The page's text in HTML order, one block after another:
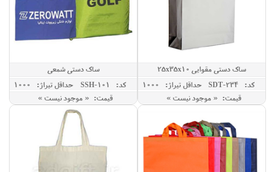
ساک دستی مقوایی 25x35x10
کد: SDT-234
حداقل تيراژ: 1000
قیمت: « موجود نیست »
ساک دستی شمعی
کد: SSH-101
حداقل تيراژ: 1000
قیمت: « موجود نیست »